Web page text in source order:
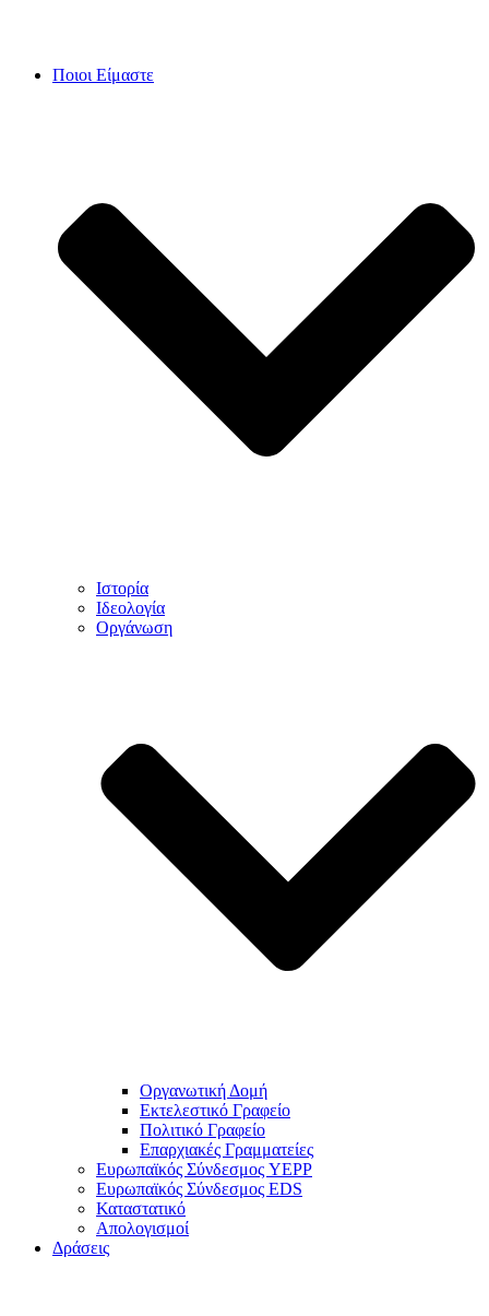
Ποιοι Είμαστε
Ιστορία
Ιδεολογία
Οργάνωση
Οργανωτική Δομή
Εκτελεστικό Γραφείο
Πολιτικό Γραφείο
Επαρχιακές Γραμματείες
Ευρωπαϊκός Σύνδεσμος YEPP
Ευρωπαϊκός Σύνδεσμος EDS
Καταστατικό
Απολογισμοί
Δράσεις